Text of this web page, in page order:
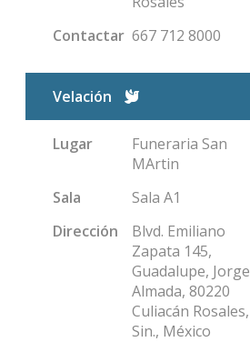
Contactar 667 712 8000
Velación
Lugar
Funeraria San
MArtin
Sala
Sala A1
Dirección
Blvd. Emiliano
Zapata 145,
Guadalupe, Jorge
Almada, 80220
Culiacán Rosales,
Sin., México